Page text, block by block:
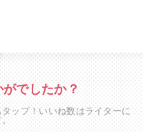
でしたか？
ップ！いいね数はライターに